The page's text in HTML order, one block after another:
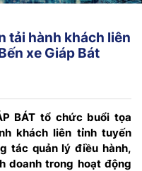
tải hành khách liên
xe Giáp Bát
BÁT tổ chức buổi tọa
khách liên tỉnh tuyến
tác quản lý điều hành,
doanh trong hoạt động